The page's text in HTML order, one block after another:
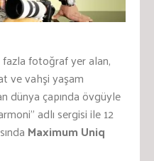
fotoğraf yer alan,
ve vahşi yaşam
dünya çapında övgüyle
adlı sergisi ile 12
Maximum Uniq